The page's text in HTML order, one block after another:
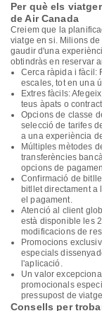
Per què els
de Air Canada
Creiem que la
viatge en si. Milions
gaudir d'una
obtindràs en reservar
Cerca ràpida i fàcil:
escales, tot en una
Extres fàcils:
teus àpats o
Opcions de classe
selecció de tarifes
a una experiència
Múltiples mètodes
transferències
opcions de
Confirmació de
bitllet directament a
el pagament.
Atenció al client
està disponible les
modificacions de
Promocions
especials
l'aplicació.
Un valor
promocionals
pressupost de
Consells per